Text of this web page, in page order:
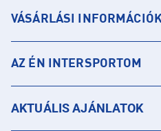
VÁSÁRLÁSI
AZ ÉN INTERSPORTOM
AKTUÁLIS AJÁNLATOK